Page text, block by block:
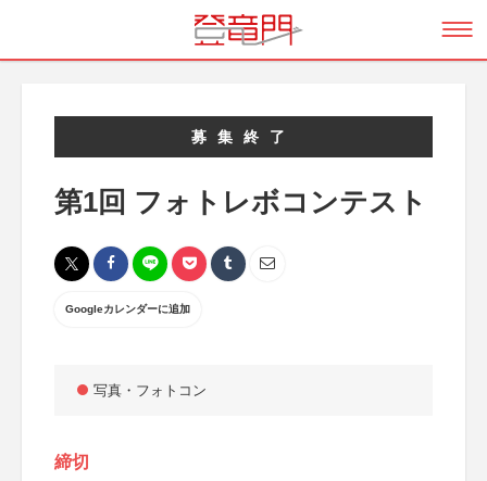
募集終了
第1回 フォトレボコンテスト
Googleカレンダーに追加
写真・フォトコン
締切